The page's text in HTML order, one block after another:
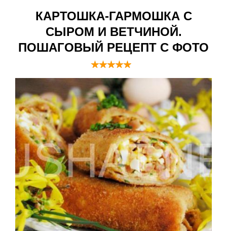
КАРТОШКА-ГАРМОШКА С
СЫРОМ И ВЕТЧИНОЙ.
ПОШАГОВЫЙ РЕЦЕПТ С ФОТО